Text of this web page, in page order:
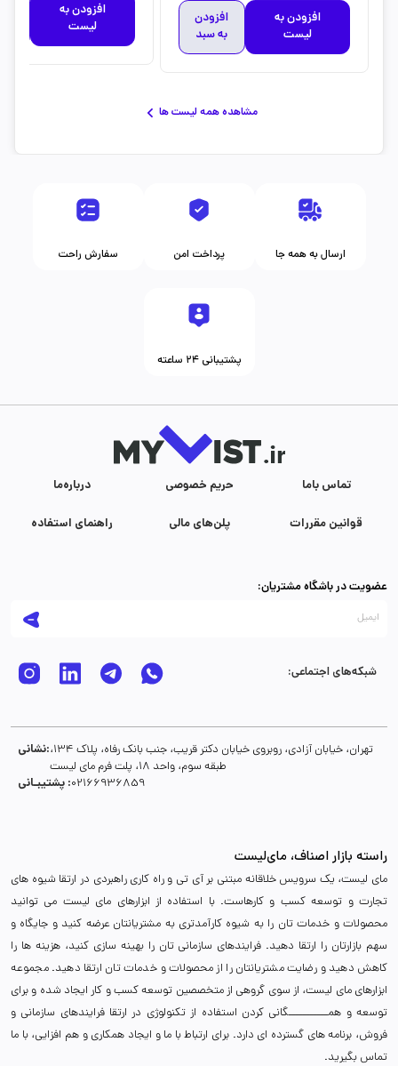
افزودن به
لیست
افزودن
به سبد
افزودن به
لیست
مشاهده همه لیست ها
سفارش راحت پرداخت امن ارسال به همه جا
پشتیبانی ۲۴ ساعته
درباره‌ما حریم خصوصی تماس با‌ما
راهنمای استفاده پلن‌های مالی قوانین مقررات
عضویت در باشگاه مشتریان:
شبکه‌های اجتماعی:
نشانی:تهران، خیابان آزادی، روبروی خیابان دکتر قریب، جنب بانک رفاه، پلاک 134،
طبقه سوم، واحد 18، پلت فرم مای لیست
پشتیبـانی :02166936859
راسته بازار اصناف، مای‌لیست
مای لیست، یک سرویس خلاقانه مبتنی بر آی تی و راه کاری راهبردی در ارتقا شیوه های
تجارت و توسعه کسب و کارهاست. با استفاده از ابزارهای مای لیست می توانید
محصولات و خدمات تان را به شیوه کارآمدتری به مشتریانتان عرضه کنید و جایگاه و
سهم بازارتان را ارتقا دهید. فرایندهای سازمانی تان را بهینه سازی کنید، هزینه ها را
کاهش دهید و رضایت مشتریانتان را از محصولات و خدمات تان ارتقا دهید. مجموعه
ابزارهای مای لیست، از سوی گروهی از متخصصین توسعه کسب و کار ایجاد شده و برای
توسعه و همـــــــــــگانی کردن استفاده از تکنولوژی در ارتقا فرایندهای سازمانی و
فروش، برنامه های گسترده ای دارد. برای ارتباط با ما و ایجاد همکاری و هم افزایی، با ما
تماس بگیرید.